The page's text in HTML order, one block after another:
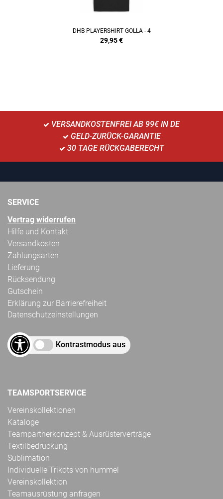
DHB PLAYERSHIRT GOLLA - 4
29,95€
VERSANDKOSTENFREI AB 99€ IN DE
GELD-ZURÜCK-GARANTIE
30 TAGE RÜCKGABERECHT
SERVICE
Vertrag widerrufen
Hilfe und Kontakt
Versandkosten
Zahlungsarten
Lieferung
Rücksendung
Gutschein
Erklärung zur Barrierefreiheit
Datenschutzeinstellungen
Kontrastmodus aus
TEAMSPORTSERVICE
Vereinskollektionen
Kataloge
Teampartnerkonzept & Ausrüsterverträge
Textilbedruckung
Sublimation
Individuelle Trikots von hummel
Vereinskollektion
Teamausrüstung anfragen